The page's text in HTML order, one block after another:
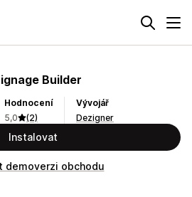
Builder
Hodnocení
5,0
(2)
Vývojář
Dezigner
Instalovat
demoverzi obchodu